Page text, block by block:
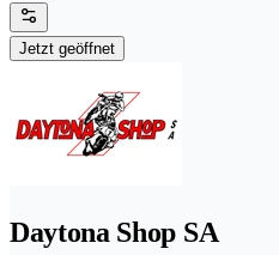
Jetzt geöffnet
Daytona Shop SA